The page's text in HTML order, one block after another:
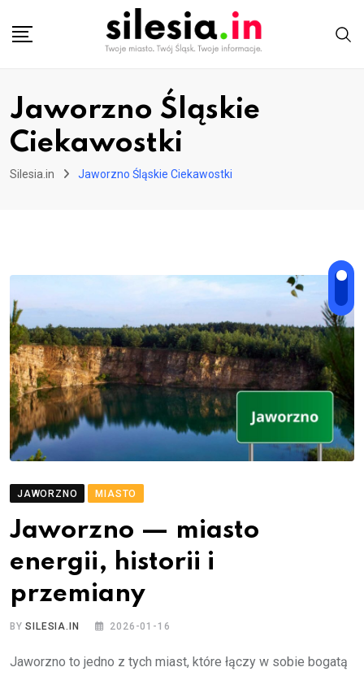
Jaworzno Śląskie
Ciekawostki
Silesia.in Jaworzno Śląskie Ciekawostki
JAWORZNO MIASTO
Jaworzno — miasto
energii, historii i
przemiany
BYSILESIA.IN 2026-01-16
Jaworzno to jedno z tych miast, które łączy w sobie bogatą